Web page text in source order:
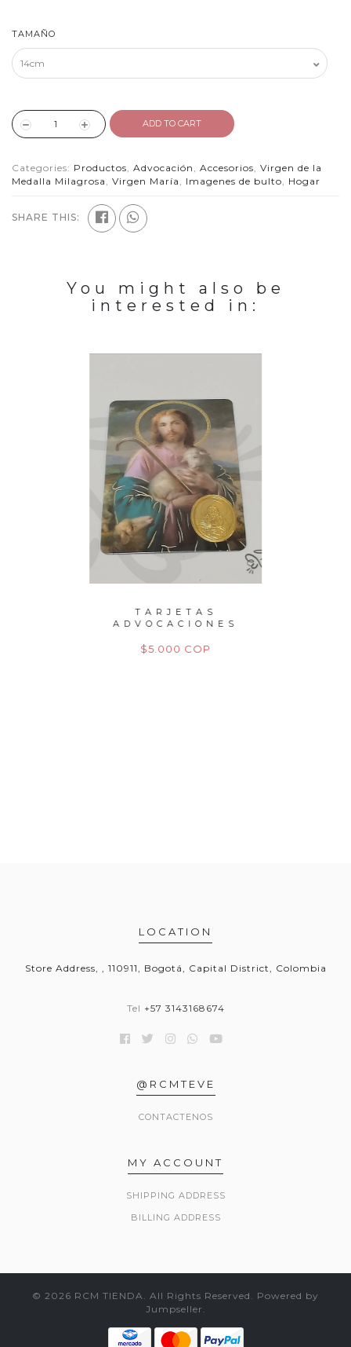
TAMAÑO
ADD TO CART
Categories: Productos, Advocación , Accesorios, Virgen de la
Medalla Milagrosa , Virgen María , Imagenes de bulto, Hogar
SHARE THIS:
You might also be
interested in:
TARJETAS
ADVOCACIONES
$5.000 COP
LOCATION
Store Address, , 110911, Bogotá, Capital District, Colombia
Tel +57 3143168674
@RCMTEVE
CONTACTENOS
MY ACCOUNT
SHIPPING ADDRESS
BILLING ADDRESS
© 2026 RCM TIENDA. All Rights Reserved. Powered by
Jumpseller .